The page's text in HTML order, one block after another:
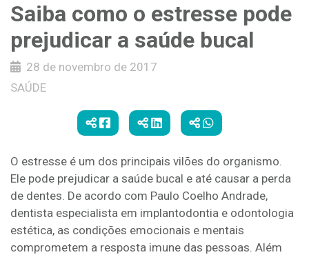
Saiba como o estresse pode
prejudicar a saúde bucal
28 de novembro de 2017
SAÚDE
O estresse é um dos principais vilões do organismo.
Ele pode prejudicar a saúde bucal e até causar a perda
de dentes. De acordo com Paulo Coelho Andrade,
dentista especialista em implantodontia e odontologia
estética, as condições emocionais e mentais
comprometem a resposta imune das pessoas. Além